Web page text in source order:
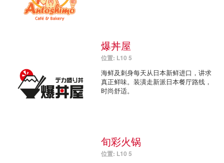
爆丼屋
位置: L10 5
海鲜及刺身每天从日本新鲜进口，讲求
真正鲜味。装潢走新派日本餐厅路线，
时尚舒适。
旬彩火锅
位置: L10 5